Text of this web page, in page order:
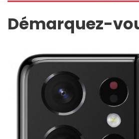
Démarquez-